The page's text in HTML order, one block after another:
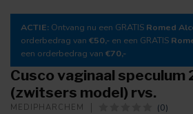
ACTIE: Ontvang nu een GRATIS Romed
orderbedrag van €50,- en een GRATIS
een orderbedrag van €70,-
Cusco vaginaal speculum
(zwitsers model) rvs.
MEDIPHARCHEM (0)